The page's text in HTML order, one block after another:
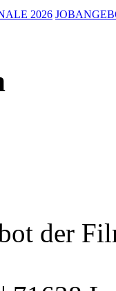
2026
der